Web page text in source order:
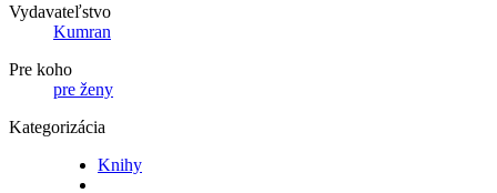
Vydavateľstvo
Kumran
Pre koho
pre ženy
Kategorizácia
Knihy